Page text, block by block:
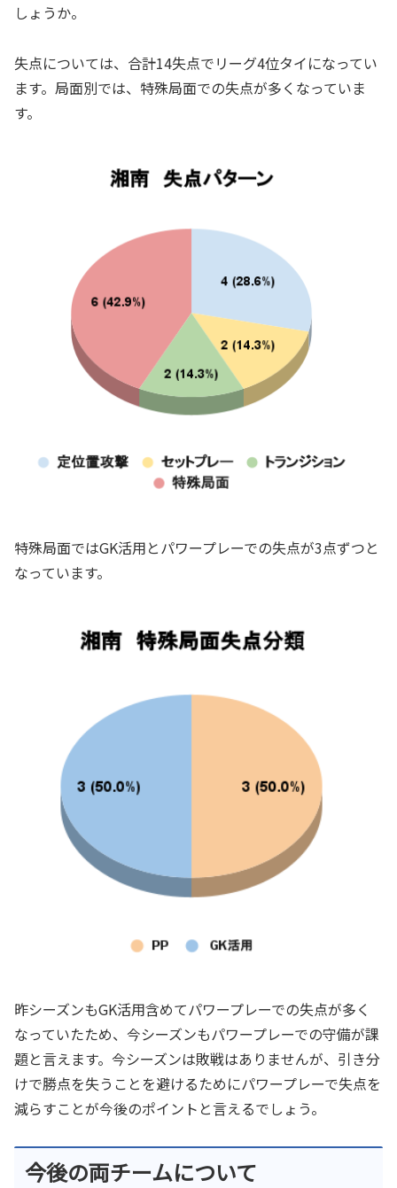
しょうか。
失点については、合計14失点でリーグ4位タイになってい
ます。局面別では、特殊局面での失点が多くなっていま
す。
特殊局面ではGK活用とパワープレーでの失点が3点ずつと
なっています。
昨シーズンもGK活用含めてパワープレーでの失点が多く
なっていたため、今シーズンもパワープレーでの守備が課
題と言えます。今シーズンは敗戦はありませんが、引き分
けで勝点を失うことを避けるためにパワープレーで失点を
減らすことが今後のポイントと言えるでしょう。
今後の両チームについて